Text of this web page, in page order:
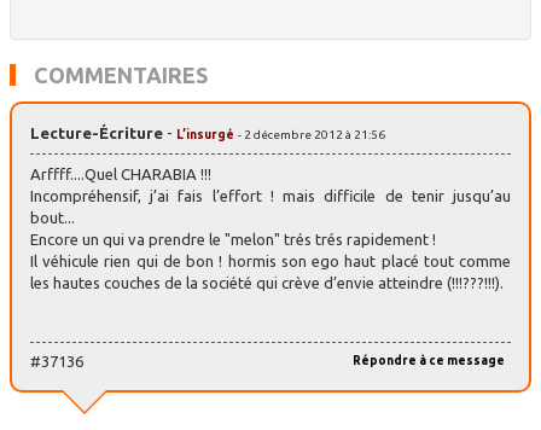
COMMENTAIRES
Lecture-Écriture - L’insurgé - 2 décembre 2012 à 21:56
Arffff....Quel CHARABIA !!!
Incompréhensif, j’ai fais l’effort ! mais difficile de tenir jusqu’au
bout...
Encore un qui va prendre le "melon" trés trés rapidement !
Il véhicule rien qui de bon ! hormis son ego haut placé tout comme
les hautes couches de la société qui crève d’envie atteindre (!!!???!!!).
Répondre à ce message
#37136